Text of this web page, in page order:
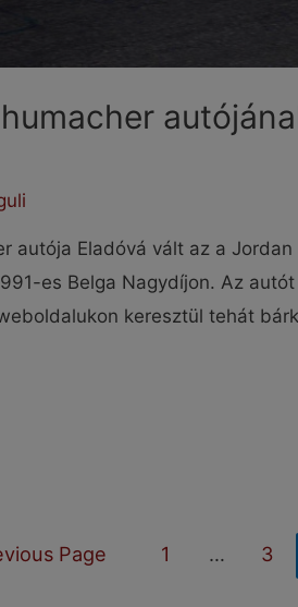
autója Eladóvá vált az a Jordan
es Belga Nagydíjon. Az
keresztül tehát
Page 1 … 3